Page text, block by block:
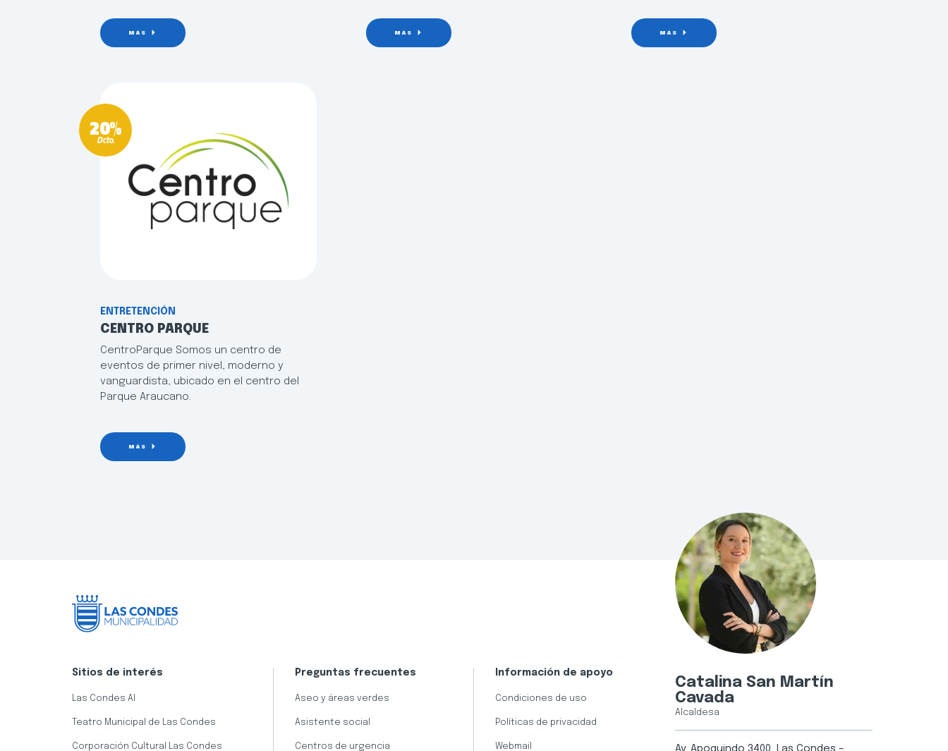
MÁS MÁS MÁS
20%
Dcto.
ENTRETENCIÓN
CENTRO PARQUE
CentroParque Somos un centro de
eventos de primer nivel, moderno y
vanguardista, ubicado en el centro del
Parque Araucano.
MÁS
Sitios de interés
Las Condes AI
Teatro Municipal de Las Condes
Corporación Cultural Las Condes
Preguntas frecuentes
Aseo y áreas verdes
Asistente social
Centros de urgencia
Información de apoyo
Condiciones de uso
Políticas de privacidad
Webmail
Catalina San Martín
Cavada
Alcaldesa